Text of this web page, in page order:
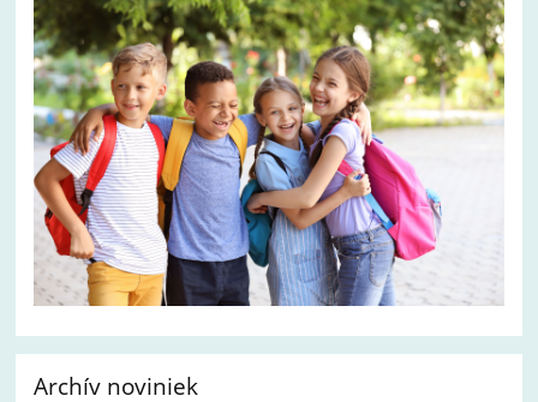
Archív noviniek